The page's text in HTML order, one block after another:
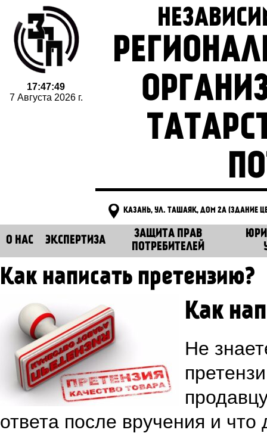
17:47:49
7 Августа 2026 г.
КАЗАНЬ, УЛ. ТАШАЯК, ДОМ 2А (ЗДАНИЕ
О НАС ЭКСПЕРТИЗА
ЗАЩИТА ПРАВ
ПОТРЕБИТЕЛЕЙ
Как написать претензию?
Как
Не
ответа после вручения и